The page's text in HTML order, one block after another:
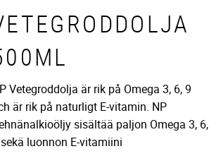
Vetegroddolja är rik på Omega 3, 6, 9
är rik på naturligt E-vitamin. NP
sisältää paljon Omega 3, 6,
luonnon E-vitamiini